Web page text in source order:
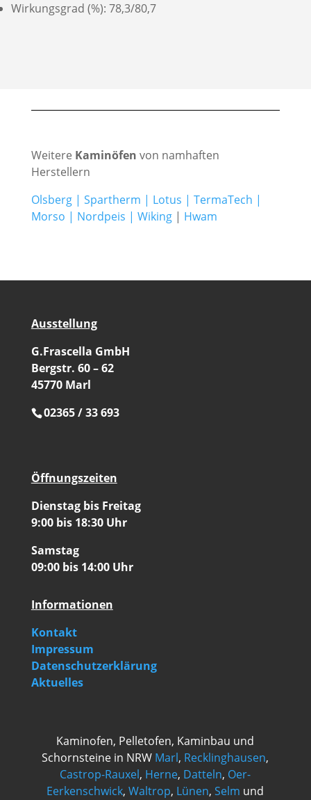
Wirkungsgrad (%): 78,3/80,7
Weitere Kaminöfen von namhaften
Herstellern
Olsberg| Spartherm | Lotus | TermaTech |
Morso | Nordpeis | Wiking| Hwam
Ausstellung
G.Frascella GmbH
Bergstr. 60 – 62
45770 Marl
02365 / 33 693
Öffnungszeiten
Dienstag bis Freitag
9:00 bis 18:30 Uhr
Samstag
09:00 bis 14:00 Uhr
Informationen
Kontakt
Impressum
Datenschutzerklärung
Aktuelles
Kaminofen, Pelletofen, Kaminbau und
Schornsteine in NRW Marl, Recklinghausen,
Castrop-Rauxel, Herne, Datteln, Oer-
Eerkenschwick,Waltrop, Lünen,Selm und